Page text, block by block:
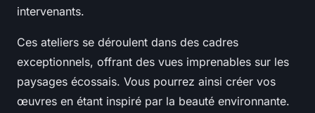
intervenants.
Ces ateliers se déroulent dans des cadres
exceptionnels, offrant des vues imprenables sur les
paysages écossais. Vous pourrez ainsi créer vos
œuvres en étant inspiré par la beauté environnante.